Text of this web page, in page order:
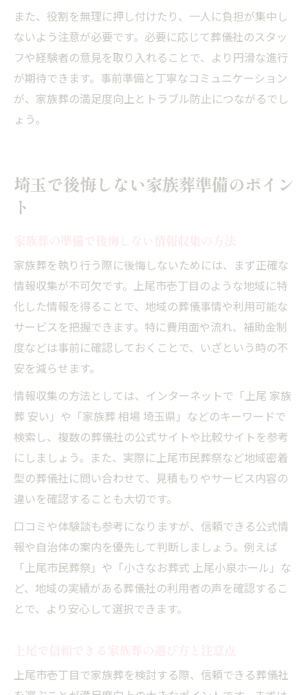
また、役割を無理に押し付けたり、一人に負担が集中し
ないよう注意が必要です。必要に応じて葬儀社のスタッ
フや経験者の意見を取り入れることで、より円滑な進行
が期待できます。事前準備と丁寧なコミュニケーション
が、家族葬の満足度向上とトラブル防止につながるでし
ょう。
埼玉で後悔しない家族葬準備のポイン
ト
家族葬を執り行う際に後悔しないためには、まず正確な
情報収集が不可欠です。上尾市壱丁目のような地域に特
化した情報を得ることで、地域の葬儀事情や利用可能な
サービスを把握できます。特に費用面や流れ、補助金制
度などは事前に確認しておくことで、いざという時の不
安を減らせます。
情報収集の方法としては、インターネットで「上尾 家族
葬 安い」や「家族葬 相場 埼玉県」などのキーワードで
検索し、複数の葬儀社の公式サイトや比較サイトを参考
にしましょう。また、実際に上尾市民葬祭など地域密着
型の葬儀社に問い合わせて、見積もりやサービス内容の
違いを確認することも大切です。
口コミや体験談も参考になりますが、信頼できる公式情
報や自治体の案内を優先して判断しましょう。例えば
「上尾市民葬祭」や「小さなお葬式 上尾小泉ホール」な
ど、地域の実績がある葬儀社の利用者の声を確認するこ
とで、より安心して選択できます。
上尾市壱丁目で家族葬を検討する際、信頼できる葬儀社